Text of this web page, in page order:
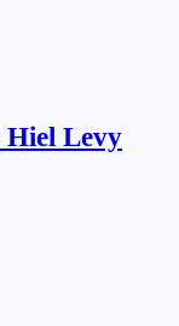
Hiel Levy